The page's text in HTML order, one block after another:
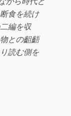
食を続け
編を収
との齟齬
読む側を